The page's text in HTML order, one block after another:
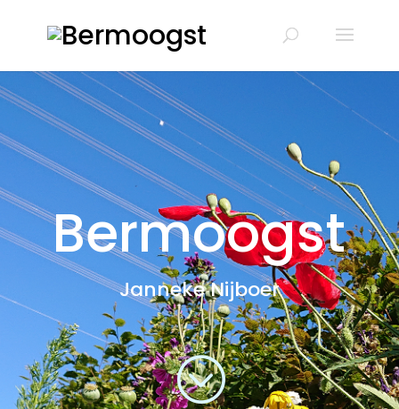
Bermoogst
Janneke Nijboer
;